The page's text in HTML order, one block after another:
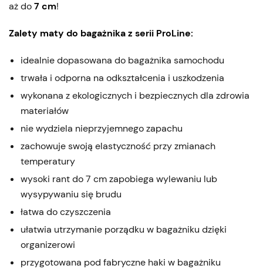
aż do7 cm!
Zalety maty do bagażnika z serii ProLine:
idealnie dopasowana do bagażnika samochodu
trwała i odporna na odkształcenia i uszkodzenia
wykonana z ekologicznych i bezpiecznych dla zdrowia
materiałów
nie wydziela nieprzyjemnego zapachu
zachowuje swoją elastyczność przy zmianach
temperatury
wysoki rant do 7 cm zapobiega wylewaniu lub
wysypywaniu się brudu
łatwa do czyszczenia
ułatwia utrzymanie porządku w bagażniku dzięki
organizerowi
przygotowana pod fabryczne haki w bagażniku